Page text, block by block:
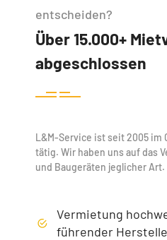
entscheiden?
Über 15.000+
abgeschlossen
L&M-Service ist seit 2005 im
tätig. Wir haben uns auf das
und Baugeräten jeglicher Art.
Vermietung
führender